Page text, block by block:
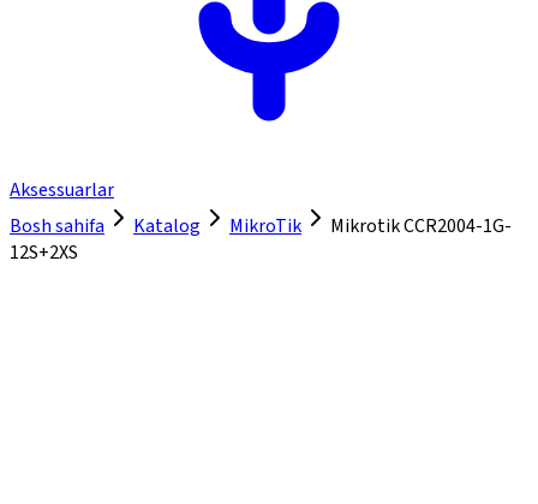
Aksessuarlar
Bosh sahifa
Katalog MikroTik
Mikrotik CCR2004-1G-
12S+2XS